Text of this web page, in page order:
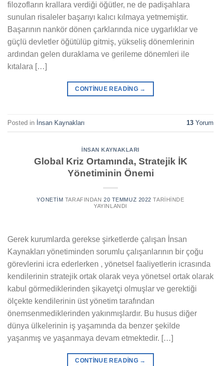
filozofların krallara verdiği öğütler, ne de padişahlara
sunulan risaleler başarıyı kalıcı kılmaya yetmemiştir.
Başarının nankör dönen çarklarında nice uygarlıklar ve
güçlü devletler öğütülüp gitmiş, yükseliş dönemlerinin
ardından gelen duraklama ve gerileme dönemleri ile
kıtalara […]
CONTINUE READING →
Posted in İnsan Kaynakları 13 Yorum
İNSAN KAYNAKLARI
Global Kriz Ortamında, Stratejik İK
Yönetiminin Önemi
YONETIM TARAFINDAN 20 TEMMUZ 2022 TARIHINDE
YAYINLANDI
Gerek kurumlarda gerekse şirketlerde çalışan İnsan
Kaynakları yönetiminden sorumlu çalışanlarının bir çoğu
görevlerini icra ederlerken , yönetsel faaliyetlerin icrasında
kendilerinin stratejik ortak olarak veya yönetsel ortak olarak
kabul görmediklerinden şikayetçi olmuşlar ve gerektiği
ölçekte kendilerinin üst yönetim tarafından
önemsenmediklerinden yakınmışlardır. Bu husus diğer
dünya ülkelerinin iş yaşamında da benzer şekilde
yaşanmış ve yaşanmaya devam etmektedir. […]
CONTINUE READING →